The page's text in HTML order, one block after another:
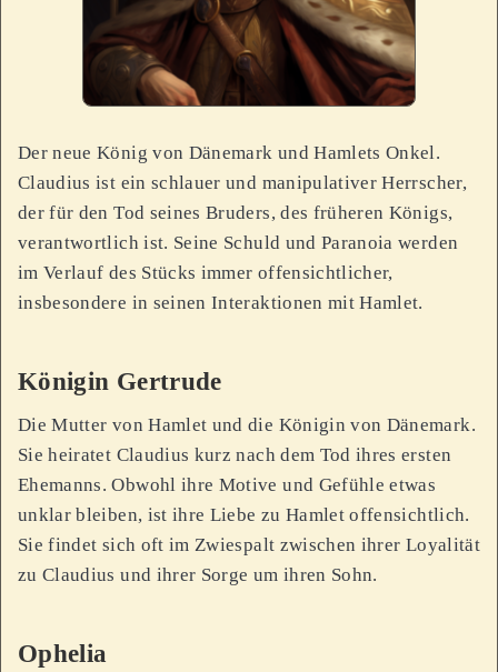
Der neue König von Dänemark und Hamlets Onkel.
Claudius ist ein schlauer und manipulativer Herrscher,
der für den Tod seines Bruders, des früheren Königs,
verantwortlich ist. Seine Schuld und Paranoia werden
im Verlauf des Stücks immer offensichtlicher,
insbesondere in seinen Interaktionen mit Hamlet.
Königin Gertrude
Die Mutter von Hamlet und die Königin von Dänemark.
Sie heiratet Claudius kurz nach dem Tod ihres ersten
Ehemanns. Obwohl ihre Motive und Gefühle etwas
unklar bleiben, ist ihre Liebe zu Hamlet offensichtlich.
Sie findet sich oft im Zwiespalt zwischen ihrer Loyalität
zu Claudius und ihrer Sorge um ihren Sohn.
Ophelia